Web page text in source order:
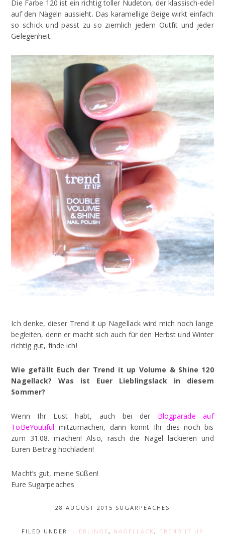
Die Farbe 120 ist ein richtig toller Nudeton, der klassisch-edel
auf den Nägeln aussieht. Das karamellige Beige wirkt einfach
so schick und passt zu so ziemlich jedem Outfit und jeder
Gelegenheit.
Ich denke, dieser Trend it up Nagellack wird mich noch lange
begleiten, denn er macht sich auch für den Herbst und Winter
richtig gut, finde ich!
Wie gefällt Euch der Trend it up Volume & Shine 120
Nagellack? Was ist Euer Lieblingslack in diesem
Sommer?
Wenn Ihr Lust habt, auch bei der Blogparade auf
ToBeYoutiful mitzumachen, dann könnt Ihr dies noch bis
zum 31.08. machen! Also, rasch die Nägel lackieren und
Euren Beitrag hochladen!
Macht’s gut, meine Süßen!
Eure Sugarpeaches
28 AUGUST 2015 SUGARPEACHES
FILED UNDER: LIEBLINGE , NAGELLACK , TREND IT UP